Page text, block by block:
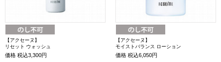
【アクセーヌ】
リセット ウォッシュ
価格 税込3,300円
【アクセーヌ】
モイストバランス ローション
価格 税込6,050円